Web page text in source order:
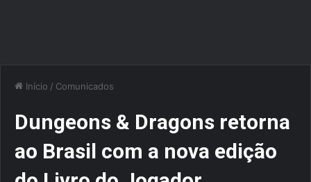
Início / Comunicados
Dungeons & Dragons retorna
ao Brasil com a nova edição